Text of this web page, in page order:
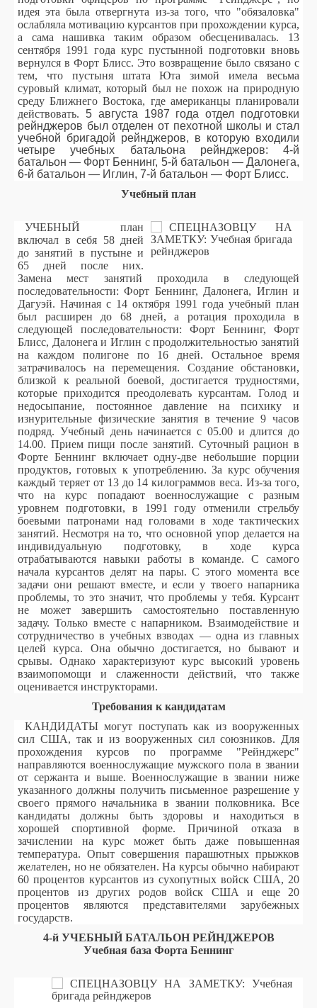
идея эта была отвергнута из-за того, что "обязаловка"
ослабляла мотивацию курсантов при прохождении курса,
а сама нашивка таким образом обесценивалась. 13
сентября 1991 года курс пустынной подготовки вновь
вернулся в Форт Блисс. Это возвращение было связано с
тем, что пустыня штата Юта зимой имела весьма
суровый климат, который был не похож на природную
среду Ближнего Востока, где американцы планировали
действовать. 5 августа 1987 года отдел подготовки
рейнджеров был отделен от пехотной школы и стал
учебной бригадой рейнджеров, в которую входили
четыре учебных батальона рейнджеров: 4-й
батальон — Форт Беннинг, 5-й батальон — Далонега,
6-й батальон — Иглин, 7-й батальон — Форт Блисс.
Учебный план
УЧЕБНЫЙ план
включал в себя 58 дней
до занятий в пустыне и
65 дней после них.
Замена мест занятий проходила в следующей
последовательности: Форт Беннинг, Далонега, Иглин и
Дагуэй. Начиная с 14 октября 1991 года учебный план
был расширен до 68 дней, а ротация проходила в
следующей последовательности: Форт Беннинг, Форт
Блисс, Далонега и Иглин с продолжительностью занятий
на каждом полигоне по 16 дней. Остальное время
затрачивалось на перемещения. Создание обстановки,
близкой к реальной боевой, достигается трудностями,
которые приходится преодолевать курсантам. Голод и
недосыпание, постоянное давление на психику и
изнурительные физические занятия в течение 9 часов
подряд. Учебный день начинается с 05.00 и длится до
14.00. Прием пищи после занятий. Суточный рацион в
Форте Беннинг включает одну-две небольшие порции
продуктов, готовых к употреблению. За курс обучения
каждый теряет от 13 до 14 килограммов веса. Из-за того,
что на курс попадают военнослужащие с разным
уровнем подготовки, в 1991 году отменили стрельбу
боевыми патронами над головами в ходе тактических
занятий.Несмотря на то, что основной упор делается на
индивидуальную подготовку, в ходе курса
отрабатываются навыки работы в команде. С самого
начала курсантов делят на пары. С этого момента все
задачи они решают вместе, и если у твоего напарника
проблемы, то это значит, что проблемы у тебя. Курсант
не может завершить самостоятельно поставленную
задачу. Только вместе с напарником. Взаимодействие и
сотрудничество в учебных взводах — одна из главных
целей курса. Она обычно достигается, но бывают и
срывы. Однако характеризуют курс высокий уровень
взаимопомощи и слаженности действий, что также
оценивается инструкторами.
Требования к кандидатам
КАНДИДАТЫ могут поступать как из вооруженных
сил США, так и из вооруженных сил союзников. Для
прохождения курсов по программе "Рейнджерс"
направляются военнослужащие мужского пола в звании
от сержанта и выше. Военнослужащие в звании ниже
указанного должны получить письменное разрешение у
своего прямого начальника в звании полковника. Все
кандидаты должны быть здоровы и находиться в
хорошей спортивной форме. Причиной отказа в
зачислении на курс может быть даже повышенная
температура. Опыт совершения парашютных прыжков
желателен, но не обязателен. На курсы обычно набирают
60 процентов курсантов из сухопутных войск США, 20
процентов из других родов войск США и еще 20
процентов являются представителями зарубежных
государств.
4-й УЧЕБНЫЙ БАТАЛЬОН РЕЙНДЖЕРОВ
Учебная база Форта Беннинг